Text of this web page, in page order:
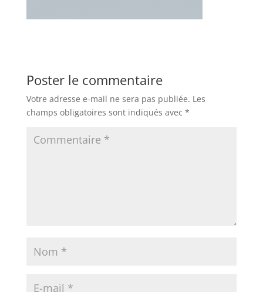
Poster le commentaire
Votre adresse e-mail ne sera pas publiée. Les
champs obligatoires sont indiqués avec *